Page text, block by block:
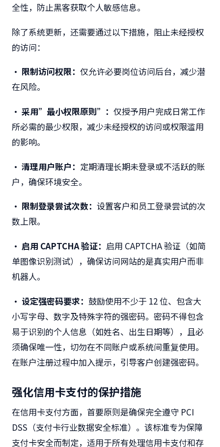
全性，防止黑客获取个人敏感信息。
除了系统更新，还需要通过以下措施，阻止未经授权
的访问：
• 限制访问权限： 仅允许必要岗位访问后台，减少潜
在风险。
• 采用”最小权限原则”： 仅授予用户完成日常工作
所必需的最少权限，减少未经授权的访问或权限滥用
的影响。
• 清理用户账户： 定期清理长期未登录或不活跃的账
户，确保环境安全。
• 限制登录尝试次数： 设置客户和员工登录尝试的次
数上限。
• 启用 CAPTCHA 验证： 启用 CAPTCHA 验证（如简
单图像识别测试），确保访问网站的是真实用户而非
机器人。
• 设定强密码要求： 鼓励使用不少于 12 位、包含大
小写字母、数字及特殊字符的强密码。密码不得包含
易于识别的个人信息（如姓名、出生日期等），且必
须确保唯一性，切勿在不同账户或系统间重复使用。
在账户注册过程中加入提示，引导客户创建强密码。
强化信用卡支付的保护措施
在信用卡支付方面，首要原则是确保完全遵守 PCI
DSS（支付卡行业数据安全标准）。该标准专为保障
支付卡安全而制定，适用于所有处理信用卡支付和存